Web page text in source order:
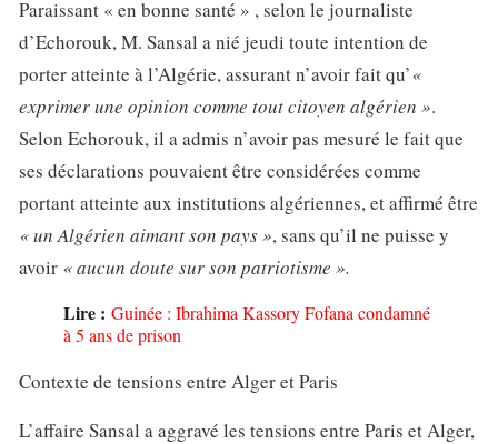
Paraissant « en bonne santé » , selon le journaliste
d’Echorouk, M. Sansal a nié jeudi toute intention de
porter atteinte à l’Algérie, assurant n’avoir fait qu’«
exprimer une opinion comme tout citoyen algérien ».
Selon Echorouk, il a admis n’avoir pas mesuré le fait que
ses déclarations pouvaient être considérées comme
portant atteinte aux institutions algériennes, et affirmé être
« un Algérien aimant son pays », sans qu’il ne puisse y
avoir « aucun doute sur son patriotisme ».
Lire : Guinée : Ibrahima Kassory Fofana condamné
à 5 ans de prison
Contexte de tensions entre Alger et Paris
L’affaire Sansal a aggravé les tensions entre Paris et Alger,